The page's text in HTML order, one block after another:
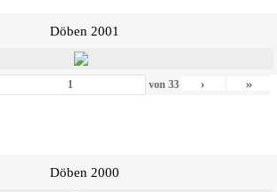
Döben 2001
von 33 › »
Döben 2000